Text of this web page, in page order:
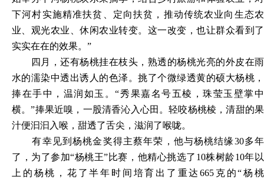
下河村实施精准扶贫、定向扶贫，推动传统农业向生态农
业、观光农业、休闲农业转变。这一改变，也让群众看到了
实实在在的效果。”
四月，还有杨桃挂在枝头，熟透的杨桃光亮的外皮在雨
水的濡染中透出诱人的色泽。挑了个微绿透黄的硕大杨桃，
捧在手中，温润如玉。“秀果嘉名号五棱，珠莹玉壁掌中
横。”捧果近嗅，一股清香沁入心田。轻咬杨桃棱，清甜的果
汁便汩汩入喉，甜透了舌尖，滋润了喉咙。
有幸见到杨桃金奖得主蔡年荣，他与杨桃结缘30多年
了，为了参加“杨桃王”比赛，他精心挑选了10株树龄10年以
上的杨桃，花了半年时间培育出了重达665克的“杨桃